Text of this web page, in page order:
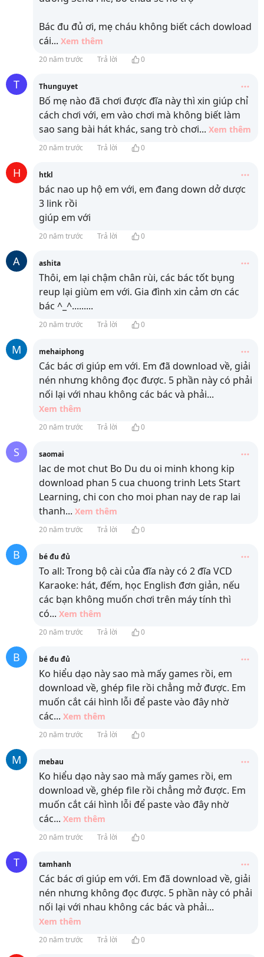
Bác đu đủ ơi, mẹ cháu không biết cách dowload
cái... Xem thêm
20 năm trước Trả lời 0
T Thunguyet
Bố mẹ nào đã chơi được đĩa này thì xin giúp chỉ
cách chơi với, em vào chơi mà không biết làm
sao sang bài hát khác, sang trò chơi... Xem thêm
20 năm trước Trả lời 0
H htkl
bác nao up hộ em với, em đang down dở dược
3 link rồi
giúp em với
20 năm trước Trả lời 0
A ashita
Thôi, em lại chậm chân rùi, các bác tốt bụng
reup lại giùm em với. Gia đình xin cảm ơn các
bác ^_^.........
20 năm trước Trả lời 0
M mehaiphong
Các bác ơi giúp em với. Em đã download về, giải
nén nhưng không đọc được. 5 phần này có phải
nối lại với nhau không các bác và phải...
Xem thêm
20 năm trước Trả lời 0
S saomai
lac de mot chut Bo Du du oi minh khong kip
download phan 5 cua chuong trinh Lets Start
Learning, chi con cho moi phan nay de rap lai
thanh... Xem thêm
20 năm trước Trả lời 0
B bé đu đủ
To all: Trong bộ cài của đĩa này có 2 đĩa VCD
Karaoke: hát, đếm, học English đơn giản, nếu
các bạn không muốn chơi trên máy tính thì
có... Xem thêm
20 năm trước Trả lời 0
B bé đu đủ
Ko hiểu dạo này sao mà mấy games rồi, em
download về, ghép file rồi chẳng mở được. Em
muốn cắt cái hình lỗi để paste vào đây nhờ
các... Xem thêm
20 năm trước Trả lời 0
M mebau
Ko hiểu dạo này sao mà mấy games rồi, em
download về, ghép file rồi chẳng mở được. Em
muốn cắt cái hình lỗi để paste vào đây nhờ
các... Xem thêm
20 năm trước Trả lời 0
T tamhanh
Các bác ơi giúp em với. Em đã download về, giải
nén nhưng không đọc được. 5 phần này có phải
nối lại với nhau không các bác và phải...
Xem thêm
20 năm trước Trả lời 0